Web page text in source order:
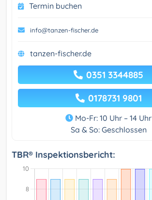
Termin buchen
info@tanzen-fischer.de
tanzen-fischer.de
0351 3344885
0178731 9801
Mo-Fr: 10 Uhr – 14 Uhr
Sa & So: Geschlossen
TBR® Inspektionsbericht: